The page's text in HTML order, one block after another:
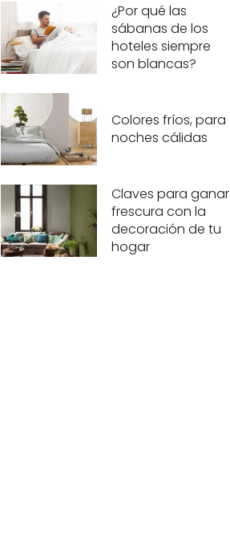
¿Por qué las
sábanas de los
hoteles siempre
son blancas?
Colores fríos, para
noches cálidas
Claves para ganar
frescura con la
decoración de tu
hogar